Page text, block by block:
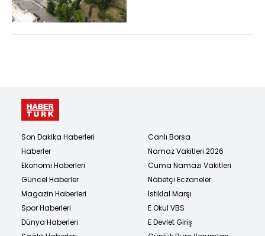
Son Dakika Haberleri
Haberler
Ekonomi Haberleri
Güncel Haberler
Magazin Haberleri
Spor Haberleri
Dünya Haberleri
Canlı Borsa
Namaz Vakitleri 2026
Cuma Namazı Vakitleri
Nöbetçi Eczaneler
İstiklal Marşı
E Okul VBS
E Devlet Giriş